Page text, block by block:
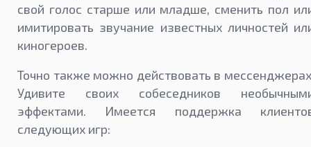
свой голос старше или младше, сменить пол
имитировать звучание известных личностей
киногероев.
Точно также можно действовать в
Удивите своих собеседников
эффектами. Имеется поддержка
следующих игр: